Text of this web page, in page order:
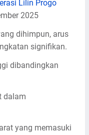
Lilin Progo
2025
dihimpun, arus
signifikan.
dibandingkan
dalam
yang memasuki